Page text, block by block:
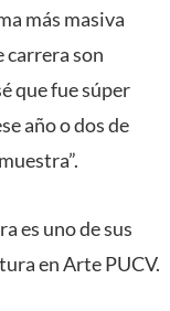
más masiva
carrera son
que fue súper
año o dos de
es uno de sus
en Arte PUCV.